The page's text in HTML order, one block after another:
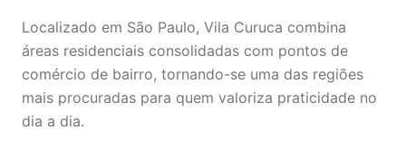
Localizado em São Paulo, Vila Curuca combina
áreas residenciais consolidadas com pontos de
comércio de bairro, tornando-se uma das regiões
mais procuradas para quem valoriza praticidade no
dia a dia.